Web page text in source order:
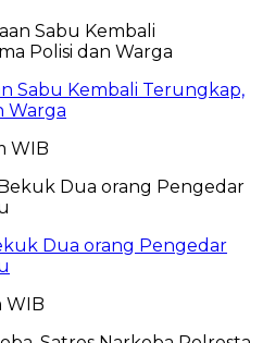
Sabu Kembali Terungkap,
Warga
WIB
Dua orang Pengedar
WIB